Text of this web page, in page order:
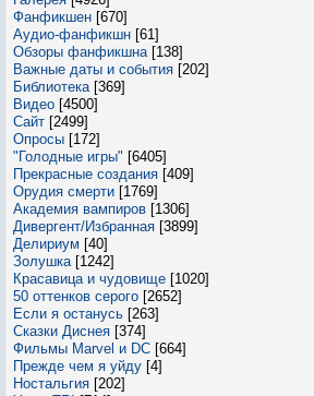
Фанфикшен [670]
Аудио-фанфикшн [61]
Обзоры фанфикшна [138]
Важные даты и события [202]
Библиотека [369]
Видео [4500]
Сайт [2499]
Опросы [172]
"Голодные игры" [6405]
Прекрасные создания [409]
Орудия смерти [1769]
Академия вампиров [1306]
Дивергент/Избранная [3899]
Делириум [40]
Золушка [1242]
Красавица и чудовище [1020]
50 оттенков серого [2652]
Если я останусь [263]
Сказки Диснея [374]
Фильмы Marvel и DC [664]
Прежде чем я уйду [4]
Ностальгия [202]